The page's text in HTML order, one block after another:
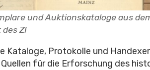
und Auktionskataloge aus
ZI
Kataloge, Protokolle und
für die Erforschung des